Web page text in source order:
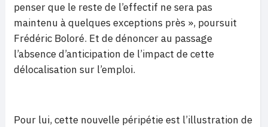
penser que le reste de l’effectif ne sera pas
maintenu à quelques exceptions près », poursuit
Frédéric Boloré. Et de dénoncer au passage
l’absence d’anticipation de l’impact de cette
délocalisation sur l’emploi.
Pour lui, cette nouvelle péripétie est l’illustration de